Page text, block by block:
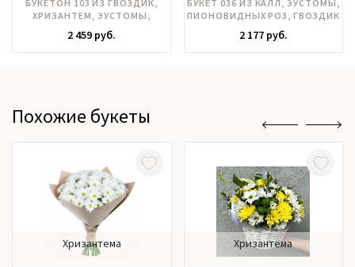
БУКЕТОН 103 ИЗ ГВОЗДИК,
ХРИЗАНТЕМ, ЭУСТОМЫ,
ГИПЕРИКУМА
2 459 руб.
БУКЕТ 036 ИЗ КАЛЛ, ЭУСТОМЫ,
ПИОНОВИДНЫХ РОЗ, ГВОЗДИК
2 177 руб.
Похожие букеты
Хризантема Хризантема